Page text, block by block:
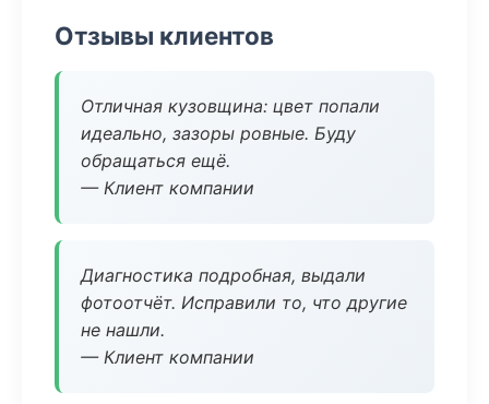
Отзывы клиентов
Отличная кузовщина: цвет попали
идеально, зазоры ровные. Буду
обращаться ещё.
— Клиент компании
Диагностика подробная, выдали
фотоотчёт. Исправили то, что другие
не нашли.
— Клиент компании